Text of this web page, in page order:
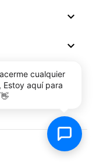
keyboard_arrow_down
keyboard_arrow_down
keyboard_arrow_down
cualquier
Estoy aquí para